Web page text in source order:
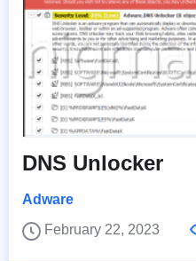
DNS Unlocker
Adware
February 22, 2023